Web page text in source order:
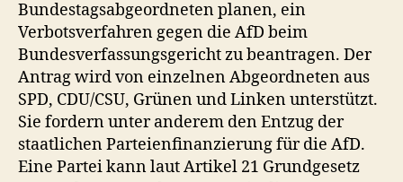
Bundestagsabgeordneten planen, ein
Verbotsverfahren gegen die AfD beim
Bundesverfassungsgericht zu beantragen. Der
Antrag wird von einzelnen Abgeordneten aus
SPD, CDU/CSU, Grünen und Linken unterstützt.
Sie fordern unter anderem den Entzug der
staatlichen Parteienfinanzierung für die AfD.
Eine Partei kann laut Artikel 21 Grundgesetz